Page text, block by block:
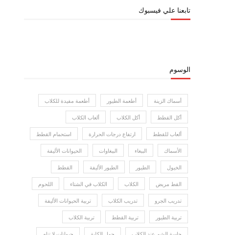
تابعنا علي فيسبوك
الوسوم
أسماك الزينة أطعمة الطيور أطعمة مفيدة للكلاب
أكل القطط أكل الكلاب ألعاب الكلاب
ألعاب للقطط ارتفاع درجات الحرارة استحمام القطط
الأسماك الببغاء الببغاوات الحيوانات الأليفة
الخيول الطيور الطيور الأليفة القطط
القط مريض الكلاب الكلاب في الشتاء اللحوم
تدريب الجرو تدريب الكلاب تربية الحيوانات الأليفة
تربية الطيور تربية القطط تربية الكلاب